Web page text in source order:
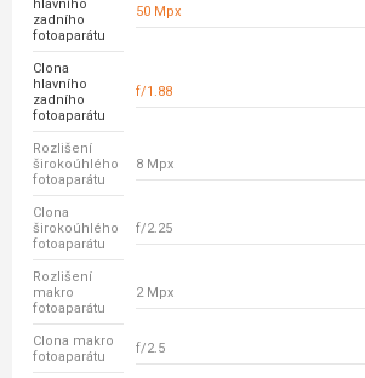
hlavního
zadního
fotoaparátu
50 Mpx
Clona
hlavního
zadního
fotoaparátu
f/1.88
Rozlišení
širokoúhlého
fotoaparátu
8 Mpx
Clona
širokoúhlého
fotoaparátu
f/2.25
Rozlišení
makro
fotoaparátu
2 Mpx
Clona makro
fotoaparátu
f/2.5